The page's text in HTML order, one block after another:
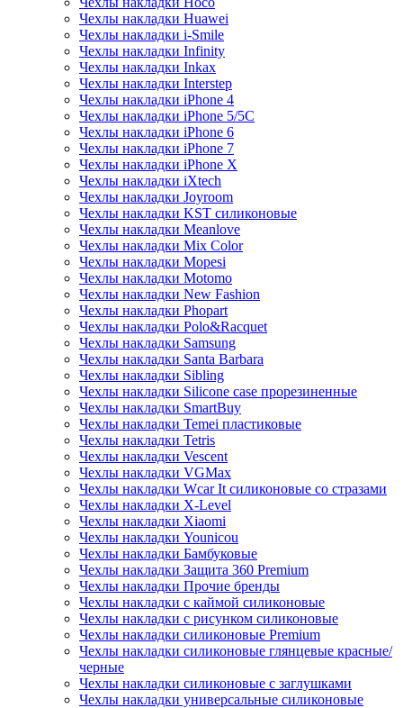
Чехлы накладки Huawei
Чехлы накладки i-Smile
Чехлы накладки Infinity
Чехлы накладки Inkax
Чехлы накладки Interstep
Чехлы накладки iPhone 4
Чехлы накладки iPhone 5/5С
Чехлы накладки iPhone 6
Чехлы накладки iPhone 7
Чехлы накладки iPhone X
Чехлы накладки iXtech
Чехлы накладки Joyroom
Чехлы накладки KST силиконовые
Чехлы накладки Meanlove
Чехлы накладки Mix Color
Чехлы накладки Mopesi
Чехлы накладки Motomo
Чехлы накладки New Fashion
Чехлы накладки Phopart
Чехлы накладки Polo&Racquet
Чехлы накладки Samsung
Чехлы накладки Santa Barbara
Чехлы накладки Sibling
Чехлы накладки Silicone case прорезиненные
Чехлы накладки SmartBuy
Чехлы накладки Temei пластиковые
Чехлы накладки Tetris
Чехлы накладки Vescent
Чехлы накладки VGMax
Чехлы накладки Wcar It силиконовые со стразами
Чехлы накладки X-Level
Чехлы накладки Xiaomi
Чехлы накладки Younicou
Чехлы накладки Бамбуковые
Чехлы накладки Защита 360 Premium
Чехлы накладки Прочие бренды
Чехлы накладки с каймой силиконовые
Чехлы накладки с рисунком силиконовые
Чехлы накладки силиконовые Premium
Чехлы накладки силиконовые глянцевые красные/
черные
Чехлы накладки силиконовые с заглушками
Чехлы накладки универсальные силиконовые